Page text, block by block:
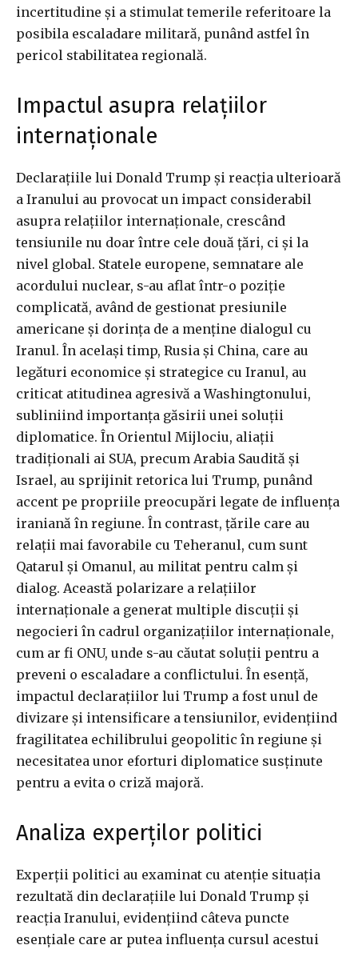
incertitudine și a stimulat temerile referitoare la
posibila escaladare militară, punând astfel în
pericol stabilitatea regională.
Impactul asupra relațiilor
internaționale
Declarațiile lui Donald Trump și reacția ulterioară
a Iranului au provocat un impact considerabil
asupra relațiilor internaționale, crescând
tensiunile nu doar între cele două țări, ci și la
nivel global. Statele europene, semnatare ale
acordului nuclear, s-au aflat într-o poziție
complicată, având de gestionat presiunile
americane și dorința de a menține dialogul cu
Iranul. În același timp, Rusia și China, care au
legături economice și strategice cu Iranul, au
criticat atitudinea agresivă a Washingtonului,
subliniind importanța găsirii unei soluții
diplomatice. În Orientul Mijlociu, aliații
tradiționali ai SUA, precum Arabia Saudită și
Israel, au sprijinit retorica lui Trump, punând
accent pe propriile preocupări legate de influența
iraniană în regiune. În contrast, țările care au
relații mai favorabile cu Teheranul, cum sunt
Qatarul și Omanul, au militat pentru calm și
dialog. Această polarizare a relațiilor
internaționale a generat multiple discuții și
negocieri în cadrul organizațiilor internaționale,
cum ar fi ONU, unde s-au căutat soluții pentru a
preveni o escaladare a conflictului. În esență,
impactul declarațiilor lui Trump a fost unul de
divizare și intensificare a tensiunilor, evidențiind
fragilitatea echilibrului geopolitic în regiune și
necesitatea unor eforturi diplomatice susținute
pentru a evita o criză majoră.
Analiza experților politici
Experții politici au examinat cu atenție situația
rezultată din declarațiile lui Donald Trump și
reacția Iranului, evidențiind câteva puncte
esențiale care ar putea influența cursul acestui